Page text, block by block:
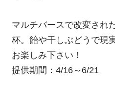
マルチバースで改変され
杯。飴や干しぶどうで現
お楽しみ下さい！
提供期間：4/16～6/21